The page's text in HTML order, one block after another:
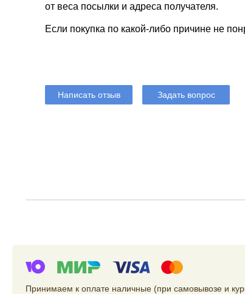
от веса посылки и адреса получателя.
Если покупка по какой-либо причине не
Написать отзыв Задать вопрос
Принимаем к оплате наличные (при самовывозе и